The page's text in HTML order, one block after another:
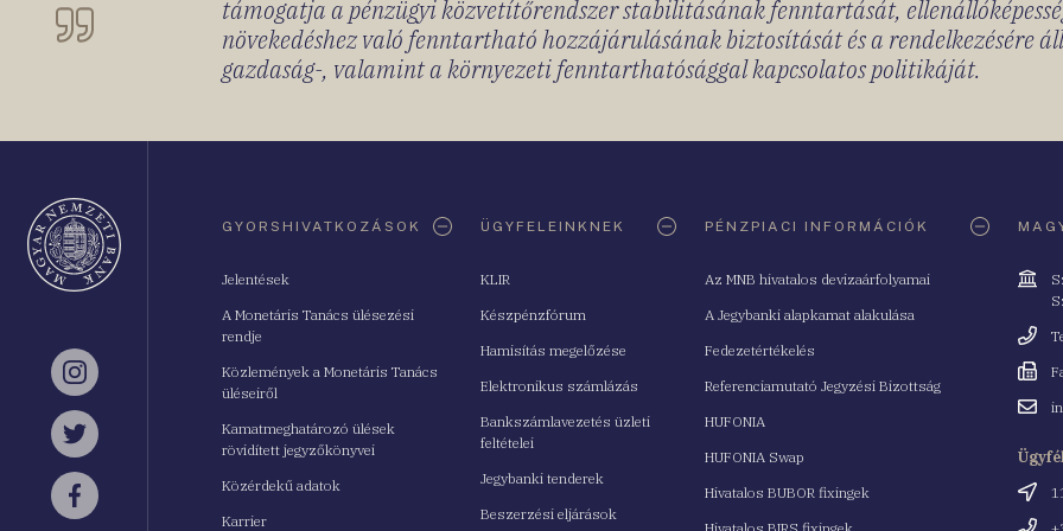
támogatja a pénzügyi közvetítőrendszer stabilitásának fenntartását,
növekedéshez való fenntartható hozzájárulásának biztosítását és a rendelkezésére
gazdaság-, valamint a környezeti fenntarthatósággal kapcsolatos politikáját.
Instagram
Twitter
Facebook
GYORSHIVATKOZÁSOK
Jelentések
A Monetáris Tanács ülésezési
rendje
Közlemények a Monetáris Tanács
üléseiről
Kamatmeghatározó ülések
rövidített jegyzőkönyvei
Közérdekű adatok
Karrier
ÜGYFELEINKNEK
KLIR
Készpénzfórum
Hamisítás megelőzése
Elektronikus számlázás
Bankszámlavezetés üzleti
feltételei
Jegybanki tenderek
Beszerzési eljárások
PÉNZPIACI INFORMÁCIÓK
Az MNB hivatalos devizaárfolyamai
A Jegybanki alapkamat alakulása
Fedezetértékelés
Referenciamutató Jegyzési Bizottság
HUFONIA
HUFONIA Swap
Hivatalos BUBOR fixingek
Cím
Fax
Email
Cím